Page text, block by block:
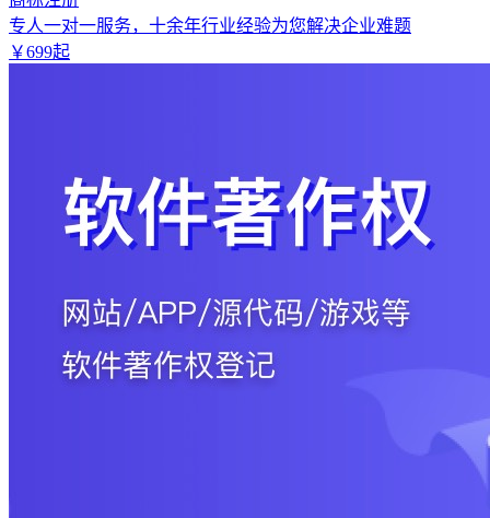
专人一对一服务，十余年行业经验为您解决企业难题
￥699起